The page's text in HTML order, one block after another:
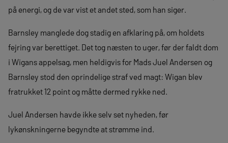
på energi, og de var vist et andet sted, som han siger.
Barnsley manglede dog stadig en afklaring på, om holdets
fejring var berettiget. Det tog næsten to uger, før der faldt dom
i Wigans appelsag, men heldigvis for Mads Juel Andersen og
Barnsley stod den oprindelige straf ved magt: Wigan blev
fratrukket 12 point og måtte dermed rykke ned.
Juel Andersen havde ikke selv set nyheden, før
lykønskningerne begyndte at strømme ind.